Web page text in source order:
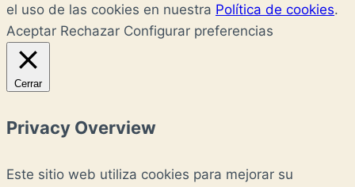
el uso de las cookies en nuestra Política de cookies.
Aceptar Rechazar Configurar preferencias
Cerrar
Privacy Overview
Este sitio web utiliza cookies para mejorar su